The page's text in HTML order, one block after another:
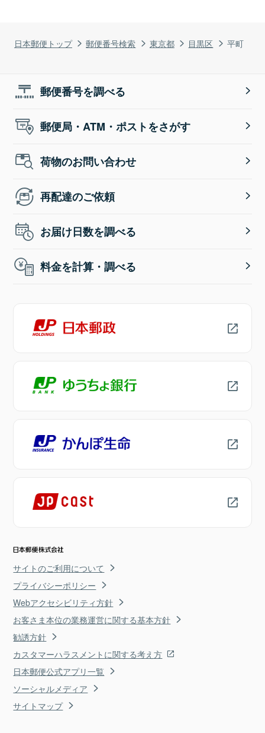
日本郵便トップ 郵便番号検索 東京都 目黒区 平町
郵便番号を調べる
郵便局・ATM・ポストをさがす
荷物のお問い合わせ
再配達のご依頼
お届け日数を調べる
料金を計算・調べる
サイトのご利用について
プライバシーポリシー
Webアクセシビリティ方針
お客さま本位の業務運営に関する基本方針
勧誘方針
カスタマーハラスメントに関する考え方
日本郵便公式アプリ一覧
ソーシャルメディア
サイトマップ